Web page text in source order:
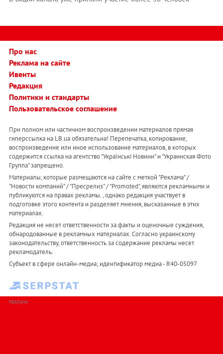
Про нас
Реклама на сайте
Ивенты
Редакция
Политики и стандарты
Пользовательское соглашение
При полном или частичном воспроизведении материалов прямая
гиперссылка на LB.ua обязательна! Перепечатка, копирование,
воспроизведение или иное использование материалов, в которых
содержится ссылка на агентство "Українськi Новини" и "Украинская Фото
Группа" запрещено.
Материалы, которые размещаются на сайте с меткой "Реклама" /
"Новости компаний" / "Пресрелиз" / "Promoted", являются рекламными и
публикуются на правах рекламы. , однако редакция участвует в
подготовке этого контента и разделяет мнения, высказанные в этих
материалах.
Редакция не несет ответственности за факты и оценочные суждения,
обнародованные в рекламных материалах. Согласно украинскому
законодательству, ответственность за содержание рекламы несет
рекламодатель.
Субъект в сфере онлайн-медиа; идентификатор медиа - R40-05097
РЕКЛАМА